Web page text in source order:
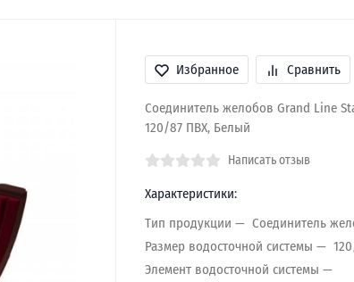
Избранное Сравнить
Соединитель желобов Grand Line
120/87 ПВХ, Белый
Написать отзыв
Характеристики:
Тип продукции
Соединитель
Размер водосточной системы
Элемент водосточной системы